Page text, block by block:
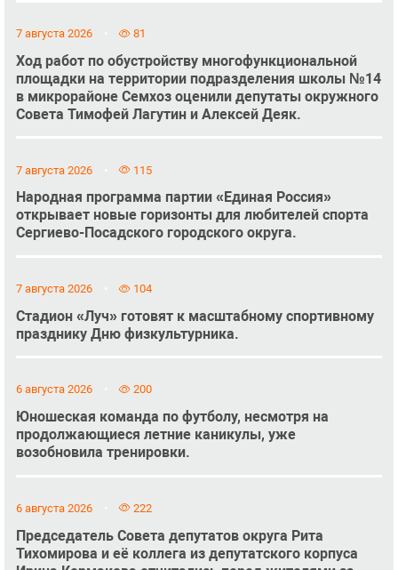
7 августа 2026 81
Ход работ по обустройству многофункциональной
площадки на территории подразделения школы №14
в микрорайоне Семхоз оценили депутаты окружного
Совета Тимофей Лагутин и Алексей Деяк.
7 августа 2026 115
Народная программа партии «Единая Россия»
открывает новые горизонты для любителей спорта
Сергиево-Посадского городского округа.
7 августа 2026 104
Стадион «Луч» готовят к масштабному спортивному
празднику Дню физкультурника.
6 августа 2026 200
Юношеская команда по футболу, несмотря на
продолжающиеся летние каникулы, уже
возобновила тренировки.
6 августа 2026 222
Председатель Совета депутатов округа Рита
Тихомирова и её коллега из депутатского корпуса